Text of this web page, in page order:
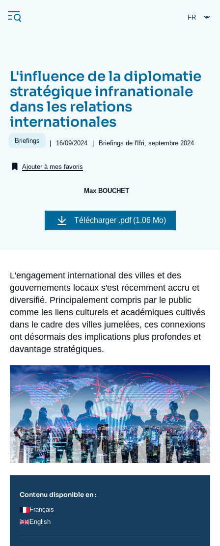
au
contenu
principale
L'Ifri
Analyses
Se connecter
L'influence de la diplomatie
stratégique infranationale
dans les relations
internationales
Briefings |
Date
publication
16/09/2024 | Références
Briefings de l'Ifri, septembre 2024
Ajouter à mes favoris
Max BOUCHET
Image
couverture
Télécharger .pdf (1.06 Mo)
Accroche
L'engagement international des villes et des
gouvernements locaux s'est récemment accru et
diversifié. Principalement compris par le public
comme les liens culturels et académiques cultivés
dans le cadre des villes jumelées, ces connexions
ont désormais des implications plus profondes et
davantage stratégiques.
Image
principale
Contenu disponible en :
Français
English